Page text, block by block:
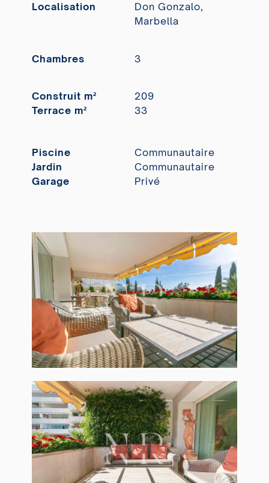
Localisation
Don Gonzalo,
Marbella
Chambres 3
Construit m²
209
Terrace m²
33
Piscine
Communautaire
Jardin
Communautaire
Garage
Privé